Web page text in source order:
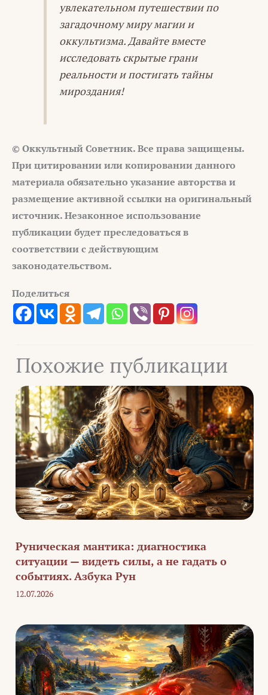
увлекательном путешествии по
загадочному миру магии и
оккультизма. Давайте вместе
исследовать скрытые грани
реальности и постигать тайны
мироздания!
© Оккультный Советник. Все права защищены.
При цитировании или копировании данного
материала обязательно указание авторства и
размещение активной ссылки на оригинальный
источник. Незаконное использование
публикации будет преследоваться в
соответствии с действующим
законодательством.
Поделиться
Похожие публикации
Руническая мантика: диагностика
ситуации — видеть силы, а не гадать о
событиях. Азбука Рун
12.07.2026